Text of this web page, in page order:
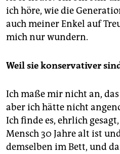
ich höre, wie die
auch meiner Enkel auf
mich nur wundern.
Weil sie konservativer
Ich maße mir nicht an,
aber ich hätte nicht
Ich finde es, ehrlich
Mensch 30 Jahre alt ist
demselben im Bett, und